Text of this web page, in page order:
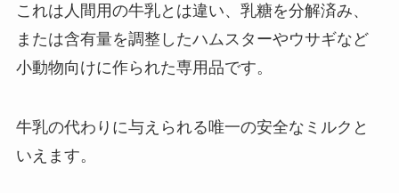
これは人間用の牛乳とは違い、乳糖を分解済み、
または含有量を調整したハムスターやウサギなど
小動物向けに作られた専用品です。
牛乳の代わりに与えられる唯一の安全なミルクと
いえます。